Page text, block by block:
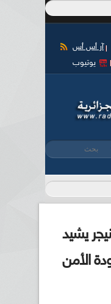
آر أس أس
يوتيوب
البحث ‏بحث ‏
يشيد
الأمن